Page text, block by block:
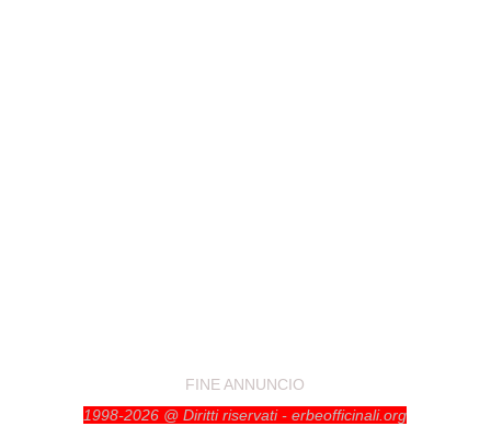
FINE ANNUNCIO
1998-2026 @ Diritti riservati - erbeofficinali.org